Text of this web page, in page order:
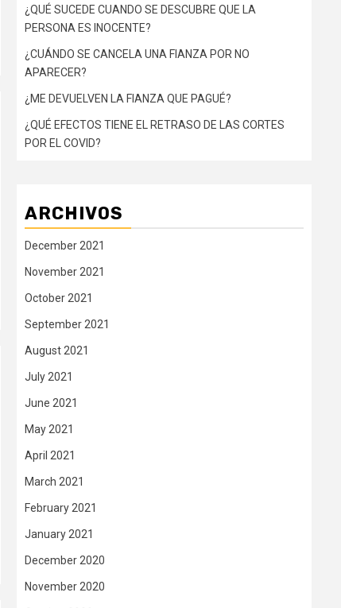
¿QUÉ SUCEDE CUANDO SE DESCUBRE QUE LA
PERSONA ES INOCENTE?
¿CUÁNDO SE CANCELA UNA FIANZA POR NO
APARECER?
¿ME DEVUELVEN LA FIANZA QUE PAGUÉ?
¿QUÉ EFECTOS TIENE EL RETRASO DE LAS CORTES
POR EL COVID?
ARCHIVOS
December 2021
November 2021
October 2021
September 2021
August 2021
July 2021
June 2021
May 2021
April 2021
March 2021
February 2021
January 2021
December 2020
November 2020